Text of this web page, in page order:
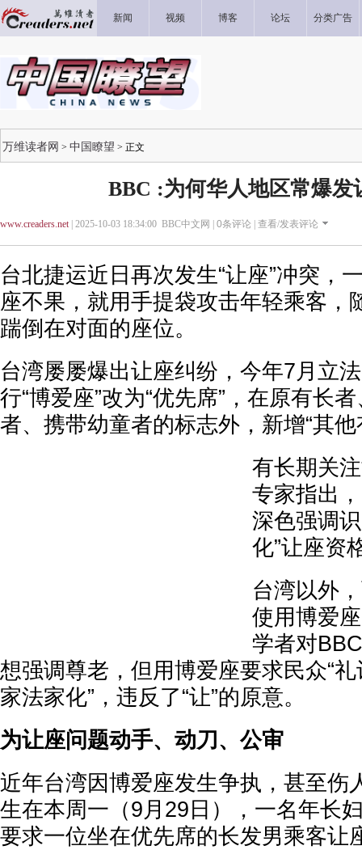
新闻 视频 博客 论坛 分类广告
万维读者网 > 中国瞭望 > 正文
BBC :为何华人地区常爆发
www.creaders.net| 2025-10-03 18:34:00 BBC中文网 | 0条评论 | 查看/发表评论
台北捷运近日再次发生“让座”冲突，
座不果，就用手提袋攻击年轻乘客，
踹倒在对面的座位。
台湾屡屡爆出让座纠纷，今年7月立
行“博爱座”改为“优先席”，在原有长
者、携带幼童者的标志外，新增“其
有长期关
专家指出
深色强调
化”让座资
台湾以外
使用博爱
学者对
想强调尊老，但用博爱座要求民众“礼
家法家化”，违反了“让”的原意。
为让座问题动手、动刀、公审
近年台湾因博爱座发生争执，甚至伤
生在本周一（9月29日），一名年长
要求一位坐在优先席的长发男乘客让